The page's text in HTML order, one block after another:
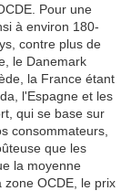
Pour une
à environ 180-
contre plus de
le Danemark
la France étant
l'Espagne et les
qui se base sur
consommateurs,
que les
la moyenne
zone OCDE, le prix